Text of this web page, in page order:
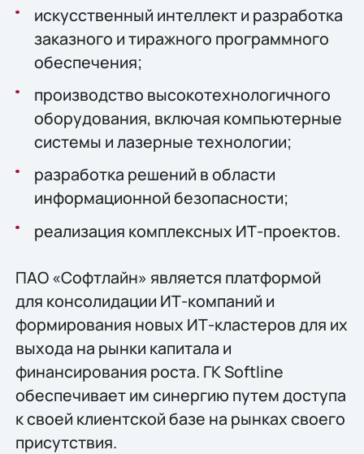
искусственный интеллект и разработка
заказного и тиражного программного
обеспечения;
производство высокотехнологичного
оборудования, включая компьютерные
системы и лазерные технологии;
разработка решений в области
информационной безопасности;
реализация комплексных ИТ-проектов.
ПАО «Софтлайн» является платформой
для консолидации ИТ-компаний и
формирования новых ИТ-кластеров для их
выхода на рынки капитала и
финансирования роста. ГК Softline
обеспечивает им синергию путем доступа
к своей клиентской базе на рынках своего
присутствия.